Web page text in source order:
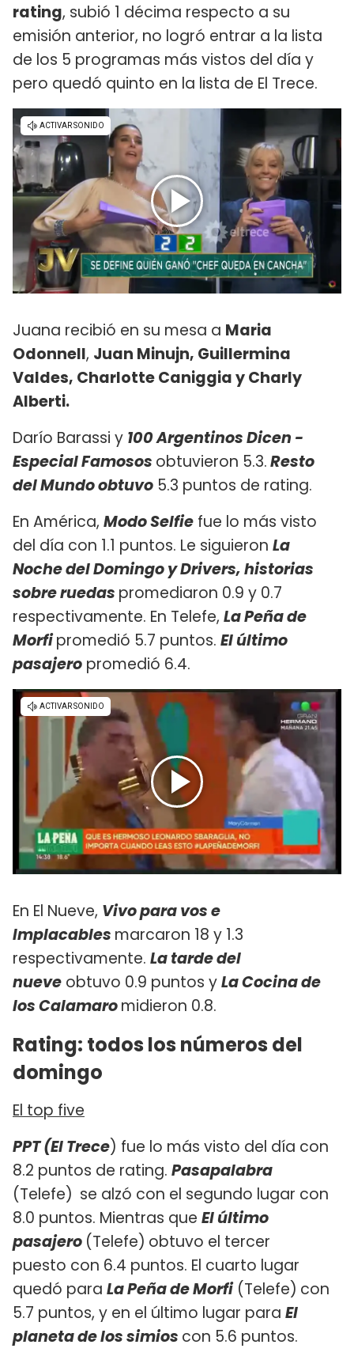
rating, subió 1 décima respecto a su
emisión anterior, no logró entrar a la lista
de los 5 programas más vistos del día y
pero quedó quinto en la lista de El Trece.
Juana recibió en su mesa a Maria
Odonnell, Juan Minujn, Guillermina
Valdes, Charlotte Caniggia y Charly
Alberti.
Darío Barassi y 100 Argentinos Dicen -
Especial Famosos obtuvieron 5.3.Resto
del Mundo obtuvo 5.3 puntos de rating.
En América, Modo Selfie fue lo más visto
del día con 1.1 puntos. Le siguieron La
Noche del Domingo yDrivers, historias
sobre ruedas promediaron 0.9 y 0.7
respectivamente. En Telefe, La Peña de
Morfipromedió 5.7 puntos. El último
pasajero promedió 6.4.
En El Nueve, Vivo para vos e
Implacables marcaron 18 y 1.3
respectivamente. La tarde del
nueve obtuvo 0.9 puntos yLa Cocina de
los Calamaromidieron 0.8.
Rating: todos los números del
domingo
El top five
PPT (El Trece) fue lo más visto del día con
8.2 puntos de rating. Pasapalabra
(Telefe) se alzó con el segundo lugar con
8.0 puntos. Mientras que El último
pasajero (Telefe) obtuvo el tercer
puesto con 6.4 puntos. El cuarto lugar
quedó para La Peña de Morfi(Telefe) con
5.7 puntos, y en el último lugar para El
planeta de los simios con 5.6 puntos.